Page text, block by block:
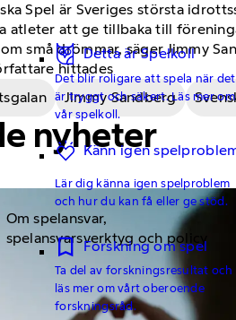
Detta är Spelkoll
Det blir roligare att spela när det
är tryggt och säkert. Läs mer om
vår spelkoll.
Känn igen
Lär dig känna igen spelproblem
och hur du kan få eller ge stöd.
Forskning om spel
Ta del av forskningsresultat och
läs mer om vårt oberoende
forskningsråd.
Spel är Sveriges största
atleter att ge tillbaka till
små drömmar, säger Jimmy
hittades
Jimmy Sandberg
nyheter
Om spelansvar,
spelansvarsverktyg och policy